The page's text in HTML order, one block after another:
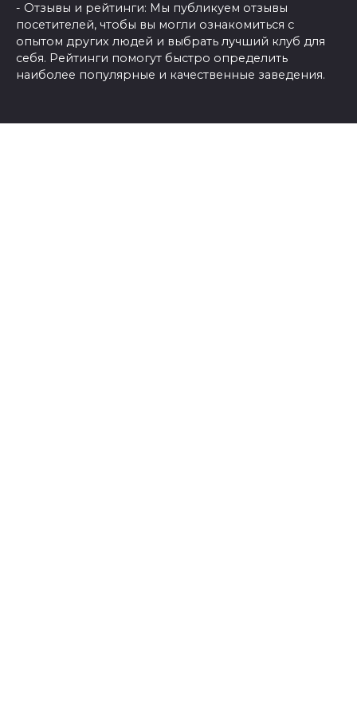
- Отзывы и рейтинги: Мы публикуем отзывы
посетителей, чтобы вы могли ознакомиться с
опытом других людей и выбрать лучший клуб для
себя. Рейтинги помогут быстро определить
наиболее популярные и качественные заведения.